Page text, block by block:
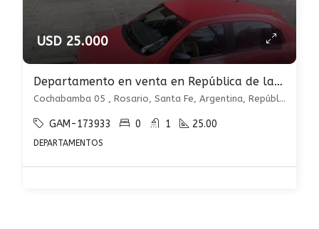
USD 25.000
Departamento en venta en República de la Sexta
Cochabamba 05 , Rosario, Santa Fe, Argentina, República de la Sexta, Rosario
GAM-173933 0 1 25.00
DEPARTAMENTOS